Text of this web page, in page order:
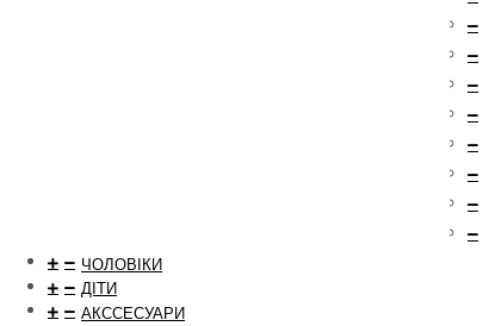
ЧОЛОВІКИ
ДІТИ
АКССЕСУАРИ